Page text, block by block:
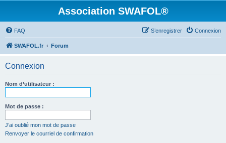
Association SWAFOL®
FAQ Connexion
S’enregistrer
SWAFOL.fr Forum
Connexion
Nom d’utilisateur :
Mot de passe :
J’ai oublié mon mot de passe
Renvoyer le courriel de confirmation